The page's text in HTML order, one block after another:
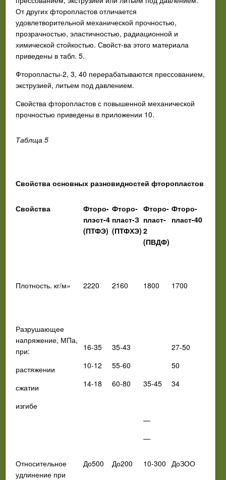
От других фторопластов отличается
удовлетворительной механической прочностью,
прозрачностью, эластичностью, радиационной и
химической стойкостью. Свойст-ва этого материала
приведены в табл. 5.
Фторопласты-2, 3, 40 перерабатываются прессованием,
экструзией, литьем под давлением.
Свойства фторопластов с повышенной механической
прочностью приведены в приложении 10.
Таблща 5
Свойства основных разновидностей фторопластов
Свойства
Фторо-
плэст-4
(ПТФЭ)
Фторо-
пласт-З
(ПТФХЭ)
Фторо-
пласт-
2
(ПВДФ)
Фторо-
пласт-40
Плотность. кг/м» 2220 2160 1800 1700
Разрушающее
напряжение, МПа,
при:
растяжении
сжатии
изгибе
16-35
10-12
14-18
35-43
55-60
60-80
35-45
—
—
27-50
50
34
Относительное
удлинение при
До500 До200 10-300 ДоЗОО